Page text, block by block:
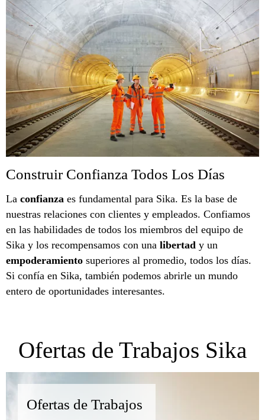
Construir Confianza Todos Los Días
La confianza es fundamental para Sika. Es la base de
nuestras relaciones con clientes y empleados. Confiamos
en las habilidades de todos los miembros del equipo de
Sika y los recompensamos con una libertad y un
empoderamiento superiores al promedio, todos los días.
Si confía en Sika, también podemos abrirle un mundo
entero de oportunidades interesantes.
Ofertas de Trabajos Sika
Ofertas de Trabajos